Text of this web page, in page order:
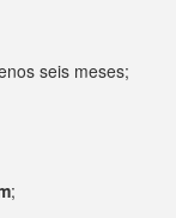
seis meses;
;